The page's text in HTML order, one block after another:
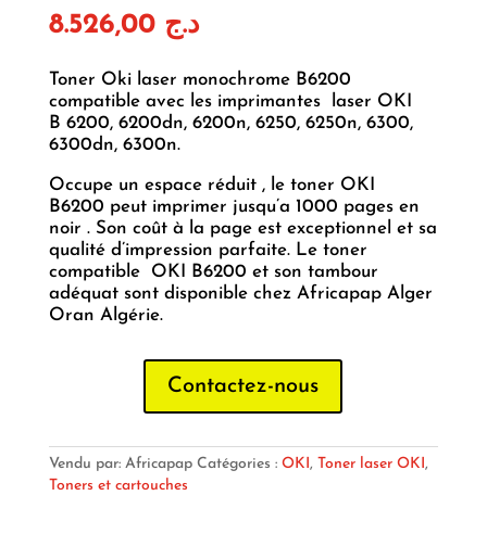
د.ج 8.526,00
Toner Oki laser monochrome B6200
compatible avec les imprimantes laser OKI
B 6200, 6200dn, 6200n, 6250, 6250n, 6300,
6300dn, 6300n.
Occupe un espace réduit , le toner OKI
B6200 peut imprimer jusqu’a 1000 pages en
noir . Son coût à la page est exceptionnel et sa
qualité d’impression parfaite. Le toner
compatible OKI B6200 et son tambour
adéquat sont disponible chez Africapap Alger
Oran Algérie.
Contactez-nous
Vendu par: Africapap Catégories : OKI, Toner laser OKI,
Toners et cartouches